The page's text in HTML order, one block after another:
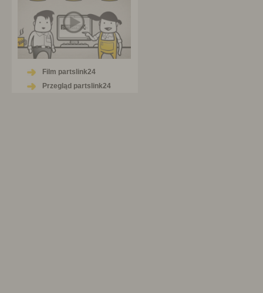
Film partslink24
Przegląd partslink24